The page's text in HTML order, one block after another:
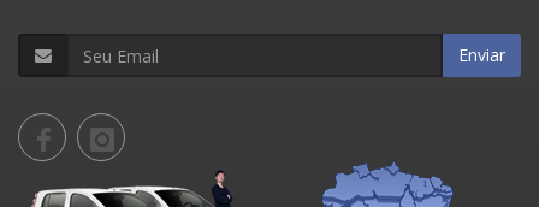
Enviar